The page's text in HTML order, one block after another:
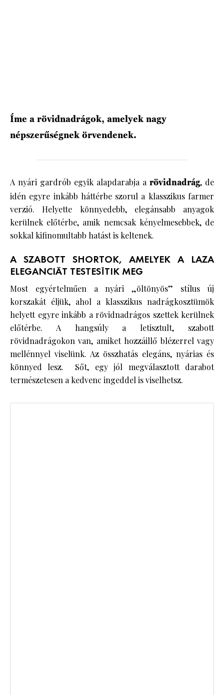
Íme a rövidnadrágok, amelyek nagy
népszerűségnek örvendenek.
A nyári gardrób egyik alapdarabja a rövidnadrág, de
idén egyre inkább háttérbe szorul a klasszikus farmer
verzió. Helyette könnyedebb, elegánsabb anyagok
kerülnek előtérbe, amik nemcsak kényelmesebbek, de
sokkal kifinomultabb hatást is keltenek.
A SZABOTT SHORTOK, AMELYEK A LAZA
ELEGANCIÁT TESTESÍTIK MEG
Most egyértelműen a nyári „öltönyös” stílus új
korszakát éljük, ahol a klasszikus nadrágkosztümök
helyett egyre inkább a rövidnadrágos szettek kerülnek
előtérbe. A hangsúly a letisztult, szabott
rövidnadrágokon van, amiket hozzáillő blézerrel vagy
mellénnyel viselünk. Az összhatás elegáns, nyárias és
könnyed lesz. Sőt, egy jól megválasztott darabot
természetesen a kedvenc ingeddel is viselhetsz.